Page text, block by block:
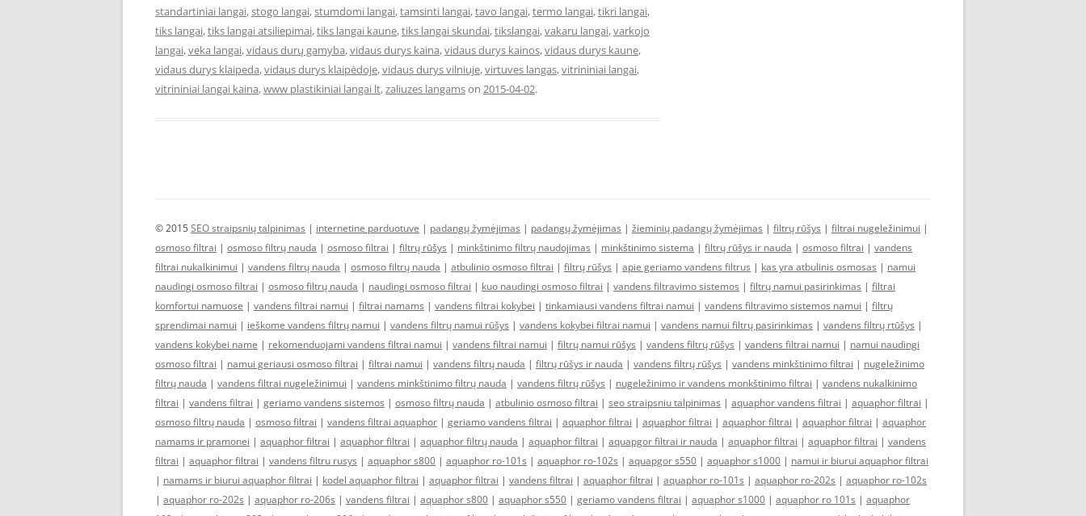
standartiniai langai,stogo langai,stumdomi langai,tamsinti langai,tavo langai,termo langai,tikri langai,
tiks langai,tiks langai atsiliepimai,tiks langai kaune,tiks langai skundai,tikslangai,vakaru langai,varkojo
langai,veka langai,vidaus durų gamyba,vidaus durys kaina,vidaus durys kainos,vidaus durys kaune,
vidaus durys klaipeda,vidaus durys klaipėdoje,vidaus durys vilniuje,virtuves langas,vitrininiai langai,
vitrininiai langai kaina,www plastikiniai langai lt,zaliuzes langamson 2015-04-02.
© 2015SEO straipsnių talpinimas | internetine parduotuve | padangų žymėjimas | padangų žymėjimas | žieminių padangų žymėjimas | filtrų rūšys | filtrai nugeležinimui |
osmoso filtrai | osmoso filtrų nauda | osmoso filtrai | filtrų rūšys | minkštinimo filtrų naudojimas | minkštinimo sistema | filtrų rūšys ir nauda | osmoso filtrai | vandens
filtrai nukalkinimui | vandens filtrų nauda | osmoso filtrų nauda | atbulinio osmoso filtrai | filtrų rūšys | apie geriamo vandens filtrus | kas yra atbulinis osmosas | namui
naudingi osmoso filtrai | osmoso filtrų nauda | naudingi osmoso filtrai | kuo naudingi osmoso filtrai | vandens filtravimo sistemos | filtrų namui pasirinkimas | filtrai
komfortui namuose | vandens filtrai namui | filtrai namams | vandens filtrai kokybei | tinkamiausi vandens filtrai namui | vandens filtravimo sistemos namui | filtrų
sprendimai namui | ieškome vandens filtrų namui | vandens filtrų namui rūšys | vandens kokybei filtrai namui | vandens namui filtrų pasirinkimas | vandens filtrų rtūšys |
vandens kokybei name | rekomenduojami vandens filtrai namui | vandens filtrai namui | filtrų namui rūšys | vandens filtrų rūšys | vandens filtrai namui | namui naudingi
osmoso filtrai | namui geriausi osmoso filtrai | filtrai namui | vandens filtrų nauda | filtrų rūšys ir nauda | vandens filtrų rūšys | vandens minkštinimo filtrai | nugeležinimo
filtrų nauda | vandens filtrai nugeležinimui | vandens minkštinimo filtrų nauda | vandens filtrų rūšys | nugeležinimo ir vandens monkštinimo filtrai | vandens nukalkinimo
filtrai | vandens filtrai | geriamo vandens sistemos | osmoso filtrų nauda | atbulinio osmoso filtrai | seo straipsniu talpinimas | aquaphor vandens filtrai | aquaphor filtrai |
osmoso filtrų nauda | osmoso filtrai | vandens filtrai aquaphor | geriamo vandens filtrai | aquaphor filtrai | aquaphor filtrai | aquaphor filtrai | aquaphor filtrai | aquaphor
namams ir pramonei | aquaphor filtrai | aquaphor filtrai | aquaphor filtrų nauda | aquaphor filtrai | aquapgor filtrai ir nauda | aquaphor filtrai | aquaphor filtrai | vandens
filtrai | aquaphor filtrai | vandens filtru rusys | aquaphor s800 | aquaphor ro-101s | aquaphor ro-102s | aquapgor s550 | aquaphor s1000 | namui ir biurui aquaphor filtrai
| namams ir biurui aquaphor filtrai | kodel aquaphor filtrai | aquaphor filtrai | vandens filtrai | aquaphor filtrai | aquaphor ro-101s | aquaphor ro-202s | aquaphor ro-102s
| aquaphor ro-202s | aquaphor ro-206s | vandens filtrai | aquaphor s800 | aquaphor s550 | geriamo vandens filtrai | aquaphor s1000 | aquaphor ro 101s | aquaphor